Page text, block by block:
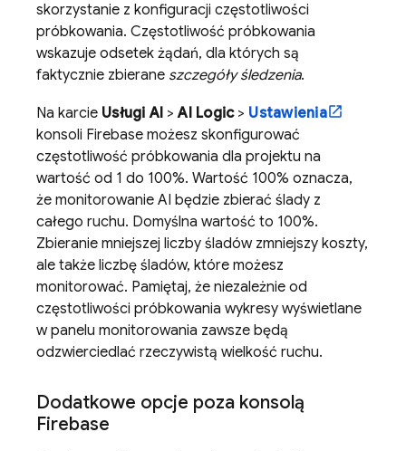
skorzystanie z konfiguracji częstotliwości
próbkowania. Częstotliwość próbkowania
wskazuje odsetek żądań, dla których są
faktycznie zbierane szczegóły śledzenia.
Na karcie Usługi AI >AI Logic> Ustawienia
konsoli Firebase możesz skonfigurować
częstotliwość próbkowania dla projektu na
wartość od 1 do 100%. Wartość 100% oznacza,
że monitorowanie AI będzie zbierać ślady z
całego ruchu. Domyślna wartość to 100%.
Zbieranie mniejszej liczby śladów zmniejszy koszty,
ale także liczbę śladów, które możesz
monitorować. Pamiętaj, że niezależnie od
częstotliwości próbkowania wykresy wyświetlane
w panelu monitorowania zawsze będą
odzwierciedlać rzeczywistą wielkość ruchu.
Dodatkowe opcje poza konsolą
Firebase